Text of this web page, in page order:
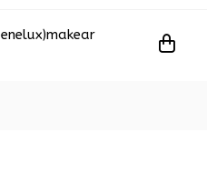
makear